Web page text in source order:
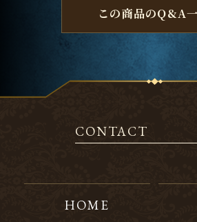
この商品のQ&A
CONTACT
HOME